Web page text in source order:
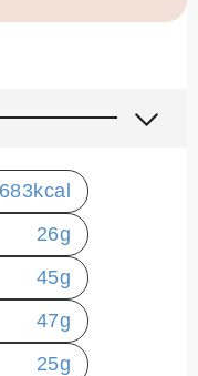
683kcal
26g
45g
47g
25g